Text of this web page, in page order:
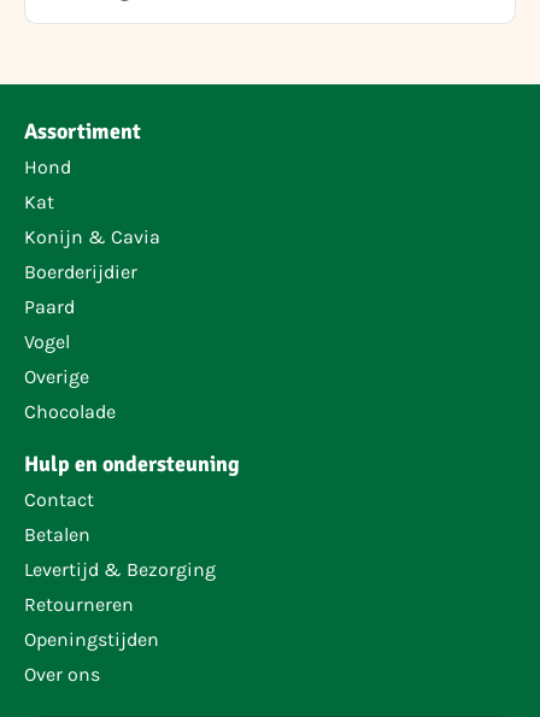
Assortiment
Hond
Kat
Konijn & Cavia
Boerderijdier
Paard
Vogel
Overige
Chocolade
Hulp en ondersteuning
Contact
Betalen
Levertijd & Bezorging
Retourneren
Openingstijden
Over ons